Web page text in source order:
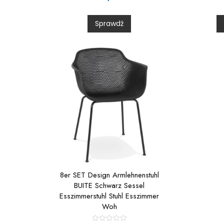
0
o
u
t
5
Sprawdź
t
8er SET Design Armlehnenstuhl
BUITE Schwarz Sessel
Esszimmerstuhl Stuhl Esszimmer
Woh